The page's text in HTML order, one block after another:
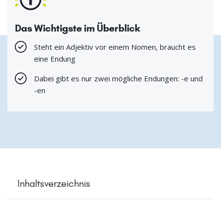
Das Wichtigste im Überblick
Steht ein Adjektiv vor einem Nomen, braucht es
eine Endung
Dabei gibt es nur zwei mögliche Endungen: -e und
-en
Inhaltsverzeichnis